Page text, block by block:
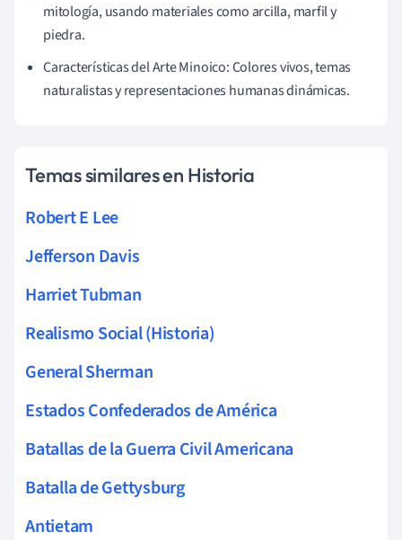
mitología, usando materiales como arcilla, marfil y
piedra.
Características del Arte Minoico: Colores vivos, temas
naturalistas y representaciones humanas dinámicas.
Temas similares en Historia
Robert E Lee
Jefferson Davis
Harriet Tubman
Realismo Social (Historia)
General Sherman
Estados Confederados de América
Batallas de la Guerra Civil Americana
Batalla de Gettysburg
Antietam